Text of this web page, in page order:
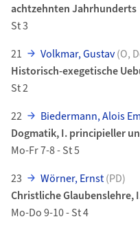
achtzehnten Jahrhunderts
St 3
21
Volkmar, Gustav(O,
Historisch-exegetische
St 2
22
Biedermann, Alois
Dogmatik, I. principieller
Mo-Fr 7-8 - St 5
23
Wörner, Ernst(PD)
Christliche Glaubenslehre,
Mo-Do 9-10 - St 4